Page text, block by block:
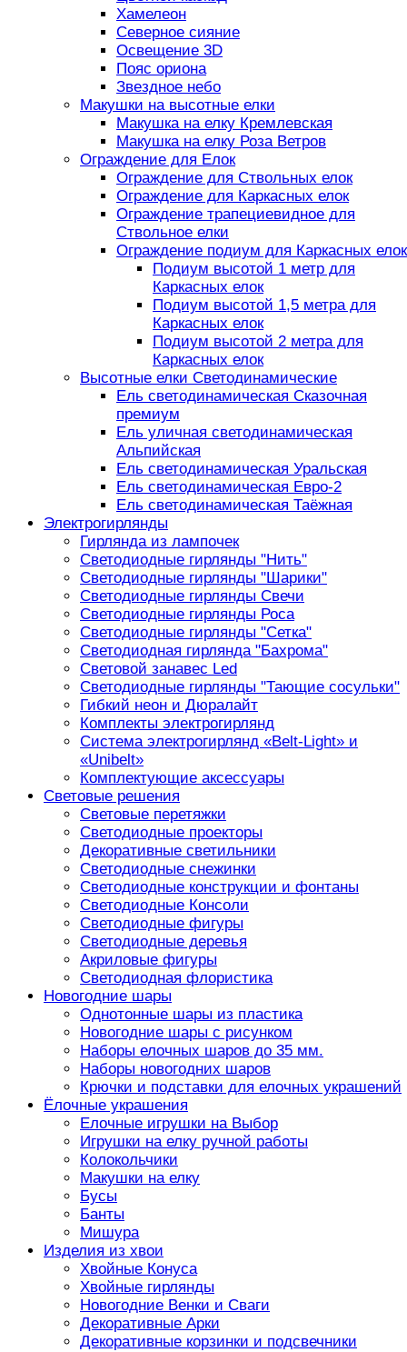
Хамелеон
Северное сияние
Освещение 3D
Пояс ориона
Звездное небо
Макушки на высотные елки
Макушка на елку Кремлевская
Макушка на елку Роза Ветров
Ограждение для Елок
Ограждение для Ствольных елок
Ограждение для Каркасных елок
Ограждение трапециевидное для
Ствольное елки
Ограждение подиум для Каркасных елок
Подиум высотой 1 метр для
Каркасных елок
Подиум высотой 1,5 метра для
Каркасных елок
Подиум высотой 2 метра для
Каркасных елок
Высотные елки Светодинамические
Ель светодинамическая Сказочная
премиум
Ель уличная светодинамическая
Альпийская
Ель светодинамическая Уральская
Ель светодинамическая Евро-2
Ель светодинамическая Таёжная
Электрогирлянды
Гирлянда из лампочек
Светодиодные гирлянды "Нить"
Светодиодные гирлянды "Шарики"
Светодиодные гирлянды Свечи
Светодиодные гирлянды Роса
Светодиодные гирлянды "Сетка"
Светодиодная гирлянда "Бахрома"
Световой занавес Led
Светодиодные гирлянды "Тающие сосульки"
Гибкий неон и Дюралайт
Комплекты электрогирлянд
Система электрогирлянд «Belt-Light» и
«Unibelt»
Комплектующие аксессуары
Световые решения
Световые перетяжки
Светодиодные проекторы
Декоративные светильники
Светодиодные снежинки
Светодиодные конструкции и фонтаны
Светодиодные Консоли
Светодиодные фигуры
Светодиодные деревья
Акриловые фигуры
Светодиодная флористика
Новогодние шары
Однотонные шары из пластика
Новогодние шары с рисунком
Наборы елочных шаров до 35 мм.
Наборы новогодних шаров
Крючки и подставки для елочных украшений
Ёлочные украшения
Елочные игрушки на Выбор
Игрушки на елку ручной работы
Колокольчики
Макушки на елку
Бусы
Банты
Мишура
Изделия из хвои
Хвойные Конуса
Хвойные гирлянды
Новогодние Венки и Сваги
Декоративные Арки
Декоративные корзинки и подсвечники